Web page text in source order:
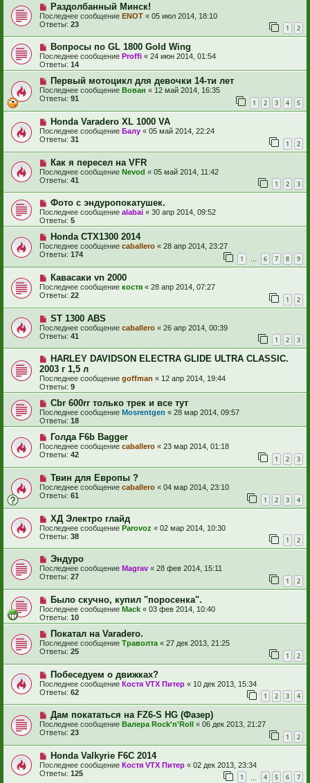
Раздолбанный Минск!
Последнее сообщение ENOT « 05 июл 2014, 18:10
Ответы: 23 1 2
Вопросы по GL 1800 Gold Wing
Последнее сообщение Proffi « 24 июн 2014, 01:54
Ответы: 14
Первый мотоцикл для девочки 14-ти лет
Последнее сообщение Вован « 12 май 2014, 16:35
Ответы: 91 1 2 3 4 5
Honda Varadero XL 1000 VA
Последнее сообщение Балу « 05 май 2014, 22:24
Ответы: 31 1 2
Как я пересел на VFR
Последнее сообщение Nevod « 05 май 2014, 11:42
Ответы: 41 1 2 3
Фото с эндуропокатушек.
Последнее сообщение alabai « 30 апр 2014, 09:52
Ответы: 5
Honda CTX1300 2014
Последнее сообщение caballero « 28 апр 2014, 23:27
Ответы: 174 1 … 6 7 8 9
Кавасаки vn 2000
Последнее сообщение костя « 28 апр 2014, 07:27
Ответы: 22 1 2
ST 1300 ABS
Последнее сообщение caballero « 26 апр 2014, 00:39
Ответы: 41 1 2 3
HARLEY DAVIDSON ELECTRA GLIDE ULTRA CLASSIC.
2003 г 1,5 л
Последнее сообщение goffman « 12 апр 2014, 19:44
Ответы: 9
Cbr 600rr только трек и все тут
Последнее сообщение Mosrentgen « 28 мар 2014, 09:57
Ответы: 18
Голда F6b Bagger
Последнее сообщение caballero « 23 мар 2014, 01:18
Ответы: 42 1 2 3
Твин для Европы ?
Последнее сообщение caballero « 04 мар 2014, 23:10
Ответы: 61 1 2 3 4
ХД Электро глайд
Последнее сообщение Parovoz « 02 мар 2014, 10:30
Ответы: 38 1 2
Эндуро
Последнее сообщение Magrav « 28 фев 2014, 15:11
Ответы: 27 1 2
Было скучно, купил "поросенка".
Последнее сообщение Mack « 03 фев 2014, 10:40
Ответы: 10
Покатал на Varadero.
Последнее сообщение Траволта « 27 дек 2013, 21:25
Ответы: 25 1 2
Побеседуем о движках?
Последнее сообщение Костя VTX Питер « 10 дек 2013, 15:34
Ответы: 62 1 2 3 4
Дам покататься на FZ6-S HG (Фазер)
Последнее сообщение Валера Rock'n'Roll « 06 дек 2013, 21:27
Ответы: 23 1 2
Honda Valkyrie F6C 2014
Последнее сообщение Костя VTX Питер « 02 дек 2013, 23:34
Ответы: 125 1 4 5 6 7